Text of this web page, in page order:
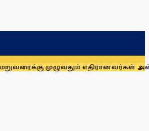
எதிரானவர்கள் அல்லர்: